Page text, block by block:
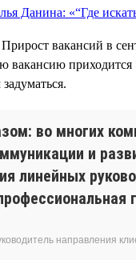
вакансий в
вакансию
во многих
и
линейных
направления